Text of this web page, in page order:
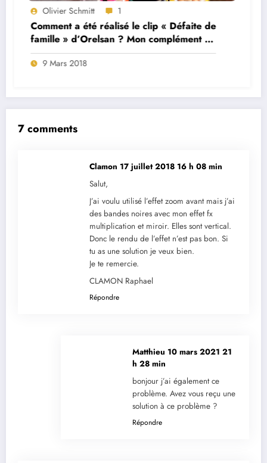
Olivier Schmitt
10 Raccourcis Clavier que vous DEVEZ
connaitre et utiliser
7 comments
Clamon 17 juillet 2018 16 h 08 min
Salut,
J’ai voulu utilisé l’effet zoom avant mais j’ai
des bandes noires avec mon effet fx
multiplication et miroir. Elles sont vertical.
Donc le rendu de l’effet n’est pas bon. Si
tu as une solution je veux bien.
Je te remercie.
CLAMON Raphael
Répondre
Matthieu 10 mars 2021 21
h 28 min
bonjour j’ai également ce
problème. Avez vous reçu une
solution à ce problème ?
Répondre